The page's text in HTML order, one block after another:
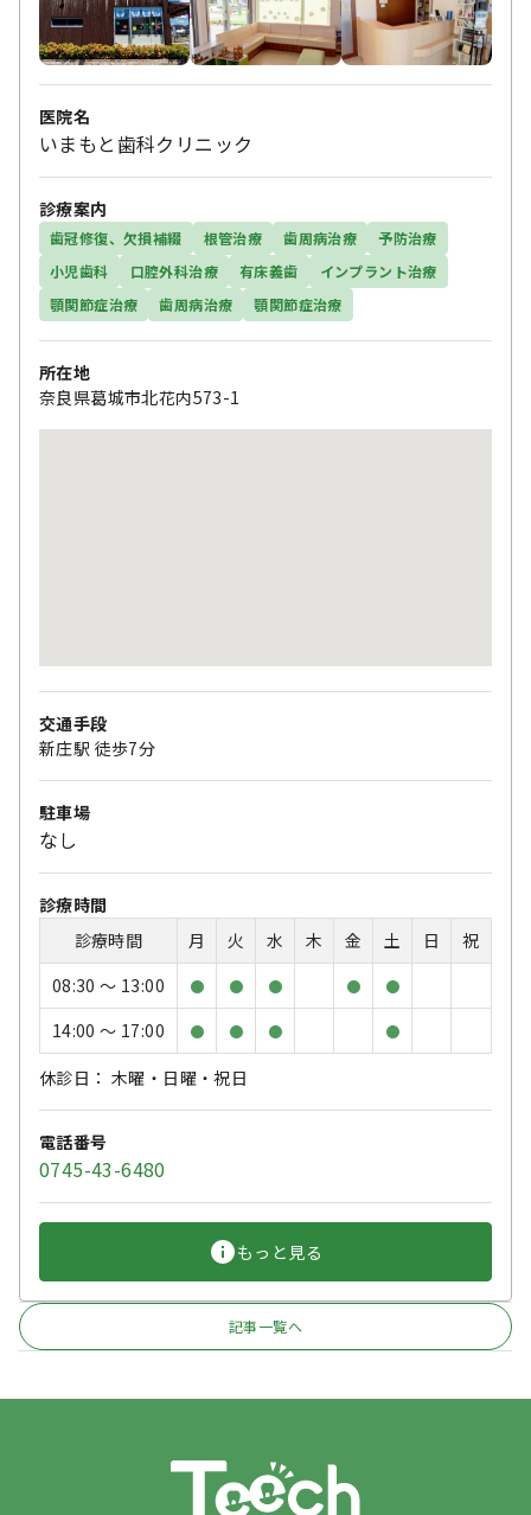
医院名
いまもと歯科クリニック
診療案内
歯冠修復、欠損補綴 根管治療 歯周病治療
予防治療
小児歯科
口腔外科治療 有床義歯
インプラント治療
顎関節症治療
歯周病治療 顎関節症治療
所在地
奈良県葛城市北花内573-1
交通手段
新庄駅 徒歩7分
駐車場
なし
診療時間
診療時間
月 火 水 木 金 土 日
祝
08:30 〜 13:00
● ● ● ● ●
14:00 〜 17:00 ● ● ● ●
休診日： 木曜・日曜・祝日
電話番号
0745-43-6480
もっと見る
記事一覧へ